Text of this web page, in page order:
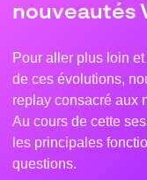
nouveautés
Pour aller plus loin
de ces évolutions,
replay consacré aux
Au cours de cette
les principales
questions.